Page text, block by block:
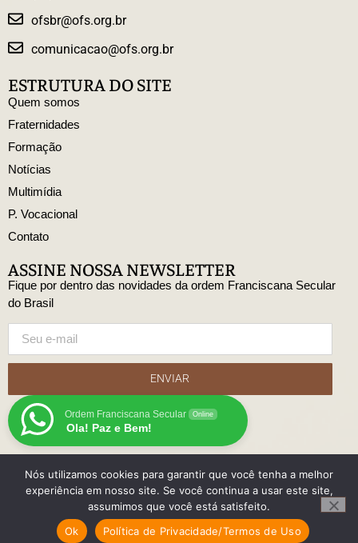
ofsbr@ofs.org.br
comunicacao@ofs.org.br
ESTRUTURA DO SITE
Quem somos
Fraternidades
Formação
Notícias
Multimídia
P. Vocacional
Contato
ASSINE NOSSA NEWSLETTER
Fique por dentro das novidades da ordem Franciscana Secular
do Brasil
ENVIAR
Ordem Franciscana Secular Online
Ola! Paz e Bem!
© Copyright Ordem Franciscana Secular do Brasil
Nós utilizamos cookies para garantir que você tenha a melhor
experiência em nosso site. Se você continua a usar este site,
assumimos que você está satisfeito.
Ok
Política de Privacidade/Termos de Uso